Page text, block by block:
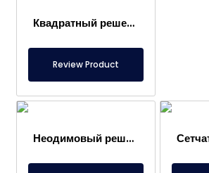
Квадратный решеточный магнит 250×250 мм с 3 стержнями
Review Product
Неодимовый решетчатый магнит 120×200 мм